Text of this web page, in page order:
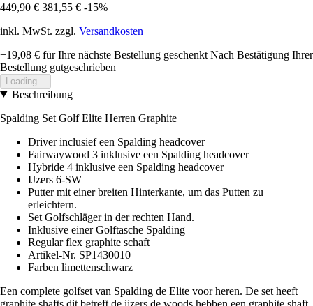
449,90 € 381,55 € -15%
inkl. MwSt. zzgl. Versandkosten
+19,08 € für Ihre nächste Bestellung geschenkt Nach Bestätigung Ihrer
Bestellung gutgeschrieben
Loading...
Beschreibung
Spalding Set Golf Elite Herren Graphite
Driver inclusief een Spalding headcover
Fairwaywood 3 inklusive een Spalding headcover
Hybride 4 inklusive een Spalding headcover
IJzers 6-SW
Putter mit einer breiten Hinterkante, um das Putten zu
erleichtern.
Set Golfschläger in der rechten Hand.
Inklusive einer Golftasche Spalding
Regular flex graphite schaft
Artikel-Nr. SP1430010
Farben limettenschwarz
Een complete golfset van Spalding de Elite voor heren. De set heeft
graphite shafts dit betreft de ijzers de woods hebben een graphite shaft.